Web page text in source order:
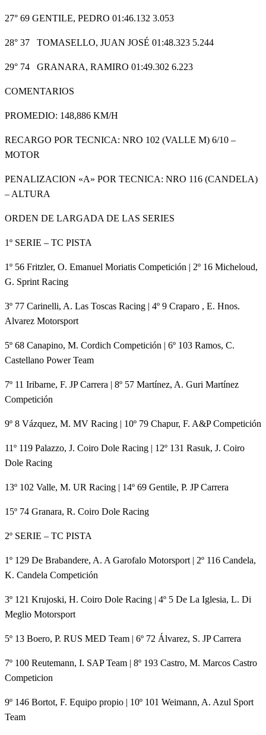
27° 69 GENTILE, PEDRO 01:46.132 3.053
28° 37 TOMASELLO, JUAN JOSÉ 01:48.323 5.244
29° 74 GRANARA, RAMIRO 01:49.302 6.223
COMENTARIOS
PROMEDIO: 148,886 KM/H
RECARGO POR TECNICA: NRO 102 (VALLE M) 6/10 –
MOTOR
PENALIZACION «A» POR TECNICA: NRO 116 (CANDELA)
– ALTURA
ORDEN DE LARGADA DE LAS SERIES
1º SERIE – TC PISTA
1º 56 Fritzler, O. Emanuel Moriatis Competición | 2º 16 Micheloud,
G. Sprint Racing
3º 77 Carinelli, A. Las Toscas Racing | 4º 9 Craparo , E. Hnos.
Alvarez Motorsport
5º 68 Canapino, M. Cordich Competición | 6º 103 Ramos, C.
Castellano Power Team
7º 11 Iribarne, F. JP Carrera | 8º 57 Martínez, A. Guri Martínez
Competición
9º 8 Vázquez, M. MV Racing | 10º 79 Chapur, F. A&P Competición
11º 119 Palazzo, J. Coiro Dole Racing | 12º 131 Rasuk, J. Coiro
Dole Racing
13º 102 Valle, M. UR Racing | 14º 69 Gentile, P. JP Carrera
15º 74 Granara, R. Coiro Dole Racing
2º SERIE – TC PISTA
1º 129 De Brabandere, A. A Garofalo Motorsport | 2º 116 Candela,
K. Candela Competición
3º 121 Krujoski, H. Coiro Dole Racing | 4º 5 De La Iglesia, L. Di
Meglio Motorsport
5º 13 Boero, P. RUS MED Team | 6º 72 Álvarez, S. JP Carrera
7º 100 Reutemann, I. SAP Team | 8º 193 Castro, M. Marcos Castro
Competicion
9º 146 Bortot, F. Equipo propio | 10º 101 Weimann, A. Azul Sport
Team